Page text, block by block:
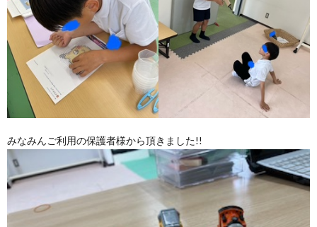
みなみんご利用の保護者様から頂きました!!